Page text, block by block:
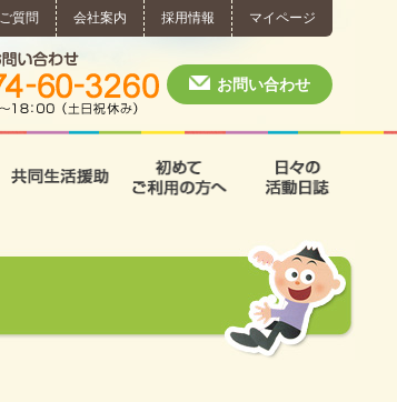
質問 会社案内 採用情報 マイページ
個別相談・お問い合わせ
お問い合わせ
選択支援